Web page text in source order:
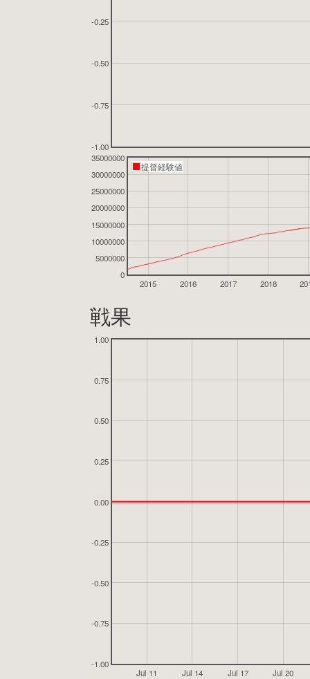
-1.00
-0.75
-0.50
-0.25
2015 2016 2017 2018
0
5000000
10000000
15000000
20000000
25000000
30000000
35000000
提督経験値
戦果
Jul 11 Jul 14 Jul 17 Jul 20
-1.00
-0.75
-0.50
-0.25
0.00
0.25
0.50
0.75
1.00